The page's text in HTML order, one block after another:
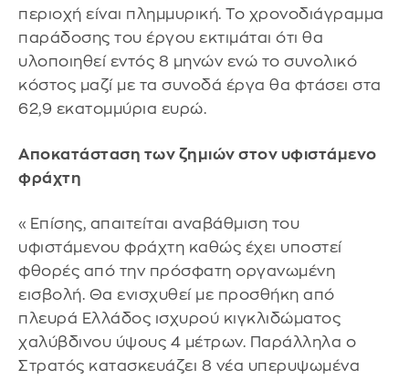
περιοχή είναι πλημμυρική. Το χρονοδιάγραμμα
παράδοσης του έργου εκτιμάται ότι θα
υλοποιηθεί εντός 8 μηνών ενώ το συνολικό
κόστος μαζί με τα συνοδά έργα θα φτάσει στα
62,9 εκατομμύρια ευρώ.
Αποκατάσταση των ζημιών στον υφιστάμενο
φράχτη
«Επίσης, απαιτείται αναβάθμιση του
υφιστάμενου φράχτη καθώς έχει υποστεί
φθορές από την πρόσφατη οργανωμένη
εισβολή. Θα ενισχυθεί με προσθήκη από
πλευρά Ελλάδος ισχυρού κιγκλιδώματος
χαλύβδινου ύψους 4 μέτρων. Παράλληλα ο
Στρατός κατασκευάζει 8 νέα υπερυψωμένα